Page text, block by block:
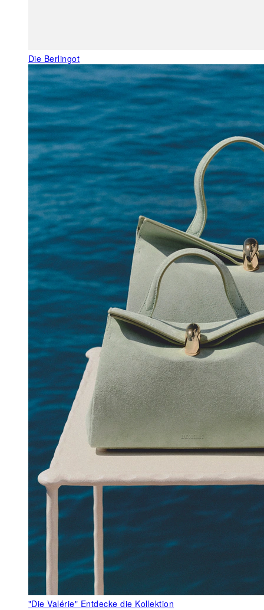
Die Berlingot
"Die Valérie" Entdecke die Kollektion